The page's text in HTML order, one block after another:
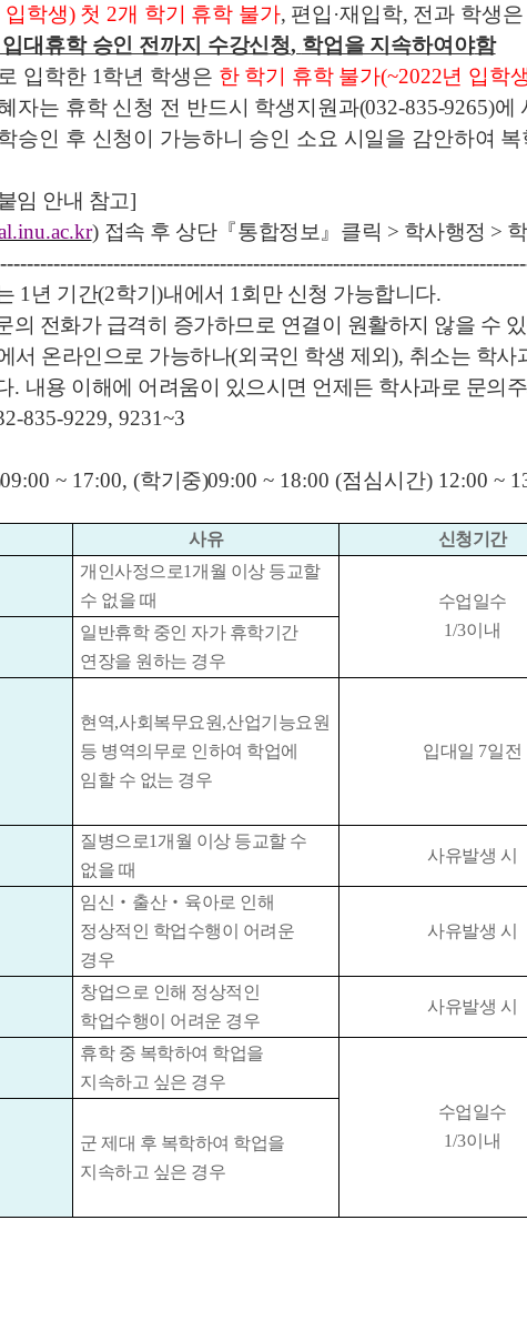
입학생) 첫 2개 학기 휴학 불가, 편입 ·재입학, 전과 학생은
대휴학 승인 전까지 수강신청, 학업을 지속하여야함
입학한 1학년 학생은 한 학기 휴학 불가(~2022년 입학
자는 휴학 신청 전 반드시 학생지원과(032-835-9265)에
승인 후 신청이 가능하니 승인 소요 시일을 감안하여
임 안내 참고]
) 접속 후 상단『통합정보 』 클릭 > 학사행정 >
1 년 기간(2학기)내에서 1 회만 신청 가능합니다.
의 전화가 급격히 증가하므로 연결이 원활하지 않을 수
서 온라인으로 가능하나(외국인 학생 제외), 취소는 학사
. 내용 이해에 어려움이 있으시면 언제든 학사과로 문의
835-9229, 9231~3
09:00 ~ 17:00, (학기중)09:00 ~ 18:00 (점심시간) 12:00 ~
사유 신청기간
개인사정으로1 개월 이상 등교할
수 없을 때
수업일수
1/3이내
일반휴학 중인 자가 휴학기간
연장을 원하는 경우
현역,사회복무요원,산업기능요원
등 병역의무로 인하여 학업에
임할 수 없는 경우
입대일 7일전
질병으로1 개월 이상 등교할 수
없을 때
사유발생 시
임신 ‧ 출산‧ 육아로 인해
정상적인 학업수행이 어려운
경우
사유발생 시
창업으로 인해 정상적인
학업수행이 어려운 경우
사유발생 시
휴학 중 복학하여 학업을
지속하고 싶은 경우
수업일수
1/3이내
군 제대 후 복학하여 학업을
지속하고 싶은 경우